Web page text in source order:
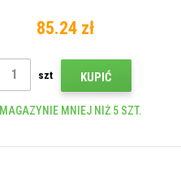
85.24 zł
szt KUPIĆ
MNIEJ NIŻ 5 SZT.